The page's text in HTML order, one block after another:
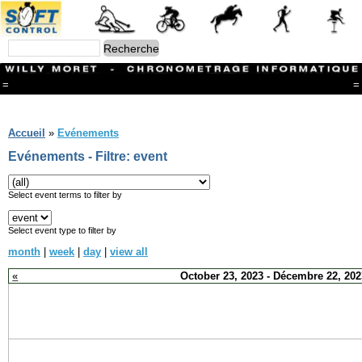
= =
Branches
CONTACT
Ski ALPIN
Triathlon
Ski Nordique
Courses à pieds
Athlétisme
Slalom In-Line
Caisse à savon
Archives
Accueil » Evénements
Evénements - Filtre: event
Select event terms to filter by
Select event type to filter by
month | week | day | view all
«
October 23, 2023 - Décembre 22,